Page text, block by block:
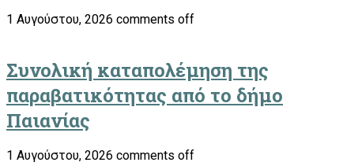
1 Αυγούστου, 2026 comments off
Συνολική καταπολέμηση της
παραβατικότητας από το δήμο
Παιανίας
1 Αυγούστου, 2026 comments off